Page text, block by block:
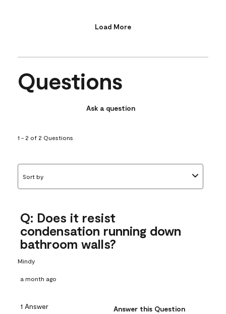
Load More
Questions
Ask a question
1 - 2 of 2 Questions
Sort by
Q: Does it resist
condensation running down
bathroom walls?
Mindy
a month ago
1 Answer Answer this Question